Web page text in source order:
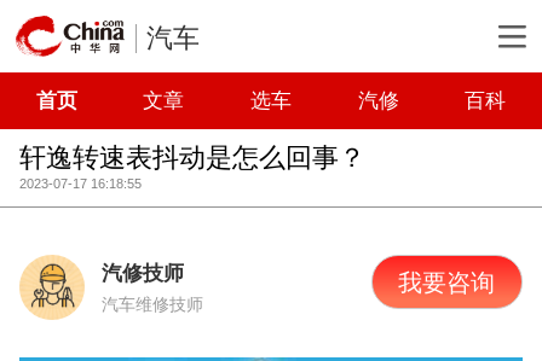
汽车
首页 文章 选车 汽修 百科
轩逸转速表抖动是怎么回事？
2023-07-17 16:18:55
汽修技师
汽车维修技师
我要咨询